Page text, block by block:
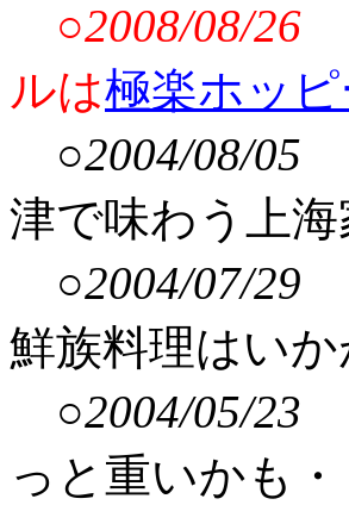
○2008/08/26
ルは極楽ホッピ
○2004/08/05
津で味わう上
○2004/07/29
鮮族料理はい
○2004/05/23
っと重いかも・